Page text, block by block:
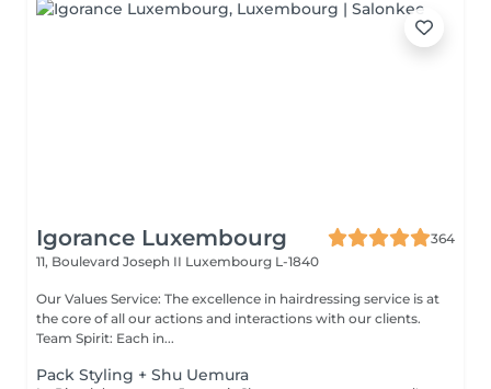
Igorance Luxembourg
364
11, Boulevard Joseph II Luxembourg L-1840
Our Values Service: The excellence in hairdressing service is at
the core of all our actions and interactions with our clients.
Team Spirit: Each in...
Pack Styling + Shu Uemura